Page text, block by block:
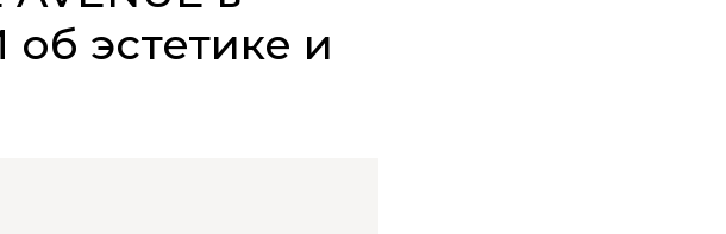
эстетике и